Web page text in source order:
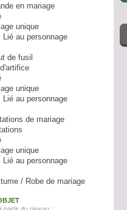
en mariage
unique
au personnage
de fusil
unique
au personnage
de mariage
unique
au personnage
/ Robe de mariage